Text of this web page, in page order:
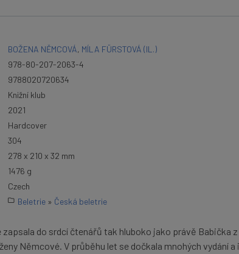
BOŽENA NĚMCOVÁ, MÍLA FÜRSTOVÁ (IL.)
978-80-207-2063-4
9788020720634
Knižní klub
2021
Hardcover
304
278 x 210 x 32 mm
1476 g
Czech
Beletrie » Česká beletrie
do srdcí čtenářů tak hluboko jako právě Babička
Němcové. V průběhu let se dočkala mnohých vydání a